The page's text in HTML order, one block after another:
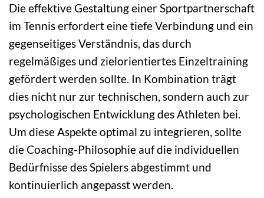
Die effektive Gestaltung einer Sportpartnerschaft
im Tennis erfordert eine tiefe Verbindung und ein
gegenseitiges Verständnis, das durch
regelmäßiges und zielorientiertes Einzeltraining
gefördert werden sollte. In Kombination trägt
dies nicht nur zur technischen, sondern auch zur
psychologischen Entwicklung des Athleten bei.
Um diese Aspekte optimal zu integrieren, sollte
die Coaching-Philosophie auf die individuellen
Bedürfnisse des Spielers abgestimmt und
kontinuierlich angepasst werden.